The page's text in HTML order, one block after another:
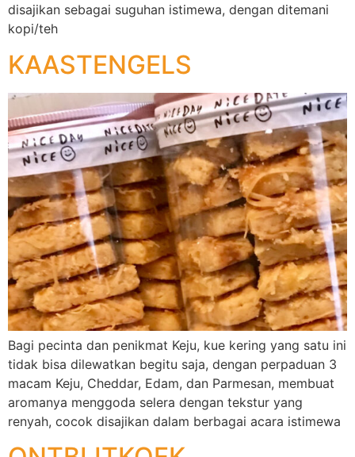
disajikan sebagai suguhan istimewa, dengan ditemani
kopi/teh
KAASTENGELS
Bagi pecinta dan penikmat Keju, kue kering yang satu ini
tidak bisa dilewatkan begitu saja, dengan perpaduan 3
macam Keju, Cheddar, Edam, dan Parmesan, membuat
aromanya menggoda selera dengan tekstur yang
renyah, cocok disajikan dalam berbagai acara istimewa